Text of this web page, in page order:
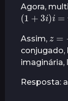
Agora,
(1+3i)i=
Assim,
imaginária,
Resposta: